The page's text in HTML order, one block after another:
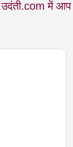
में आप नियमित